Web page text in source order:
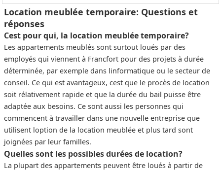
Location meublée temporaire: Questions et
réponses
Cest pour qui, la location meublée temporaire?
Les appartements meublés sont surtout loués par des
employés qui viennent à Francfort pour des projets à durée
déterminée, par exemple dans linformatique ou le secteur de
conseil. Ce qui est avantageux, cest que le procès de location
soit rélativement rapide et que la durée du bail puisse être
adaptée aux besoins. Ce sont aussi les personnes qui
commencent à travailler dans une nouvelle entreprise que
utilisent loption de la location meublée et plus tard sont
joignées par leur familles.
Quelles sont les possibles durées de location?
La plupart des appartements peuvent être loués à partir de